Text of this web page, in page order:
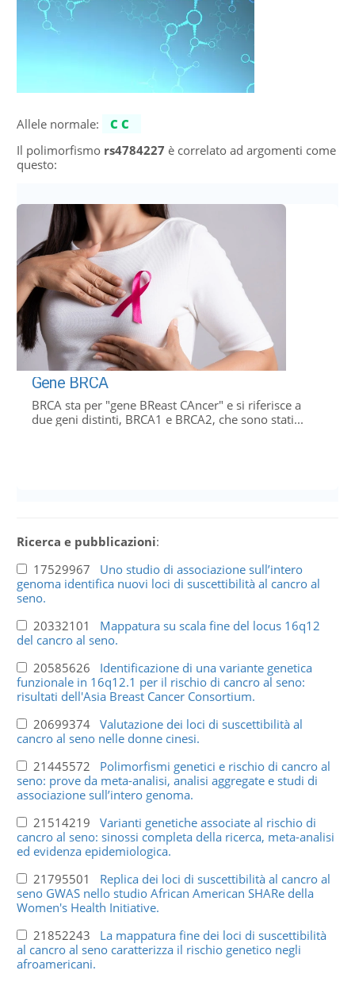
Allele normale:
CC
Il polimorfismo rs4784227 è correlato ad argomenti come
questo:
Gene BRCA
BRCA sta per "gene BReast CAncer" e si riferisce a
due geni distinti, BRCA1 e BRCA2, che sono stati...
Ricerca e pubblicazioni:
17529967 Uno studio di associazione sull’intero
genoma identifica nuovi loci di suscettibilità al cancro al
seno.
20332101 Mappatura su scala fine del locus 16q12
del cancro al seno.
20585626 Identificazione di una variante genetica
funzionale in 16q12.1 per il rischio di cancro al seno:
risultati dell'Asia Breast Cancer Consortium.
20699374 Valutazione dei loci di suscettibilità al
cancro al seno nelle donne cinesi.
21445572 Polimorfismi genetici e rischio di cancro al
seno: prove da meta-analisi, analisi aggregate e studi di
associazione sull’intero genoma.
21514219 Varianti genetiche associate al rischio di
cancro al seno: sinossi completa della ricerca, meta-analisi
ed evidenza epidemiologica.
21795501 Replica dei loci di suscettibilità al cancro al
seno GWAS nello studio African American SHARe della
Women's Health Initiative.
21852243 La mappatura fine dei loci di suscettibilità
al cancro al seno caratterizza il rischio genetico negli
afroamericani.